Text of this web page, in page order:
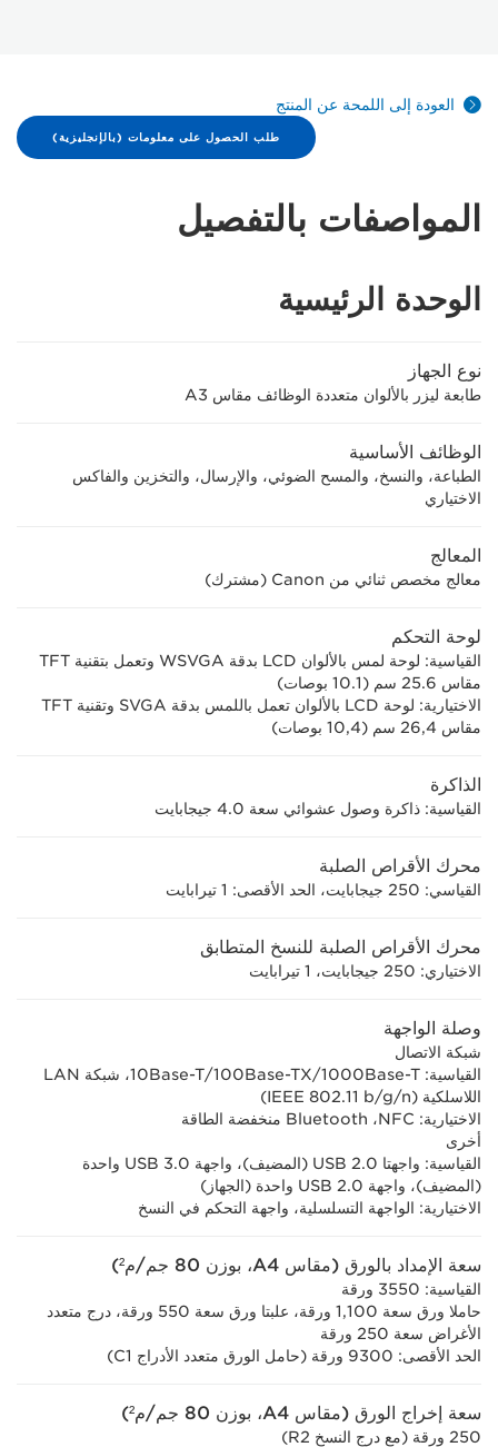
العودة إلى اللمحة عن المنتج
طلب الحصول على معلومات (بالإنجليزية)
المواصفات بالتفصيل
الوحدة الرئيسية
نوع الجهاز
طابعة ليزر بالألوان متعددة الوظائف مقاس A3
الوظائف الأساسية
الطباعة، والنسخ، والمسح الضوئي، والإرسال، والتخزين والفاكس
الاختياري
المعالج
معالج مخصص ثنائي من Canon (مشترك)
لوحة التحكم
القياسية: لوحة لمس بالألوان LCD بدقة WSVGA وتعمل بتقنية TFT
مقاس 25.6 سم (10.1 بوصات)
الاختيارية: لوحة LCD بالألوان تعمل باللمس بدقة SVGA وتقنية TFT
مقاس 26,4 سم (10,4 بوصات)
الذاكرة
القياسية: ذاكرة وصول عشوائي سعة 4.0 جيجابايت
محرك الأقراص الصلبة
القياسي: 250 جيجابايت، الحد الأقصى: 1 تيرابايت
محرك الأقراص الصلبة للنسخ المتطابق
الاختياري: 250 جيجابايت، 1 تيرابايت
وصلة الواجهة
شبكة الاتصال
القياسية: 1000Base-T‏/100Base-TX‏/10Base-T، شبكة LAN
اللاسلكية (IEEE 802.11 b/g/n)
الاختيارية: NFC‏، Bluetooth منخفضة الطاقة
أخرى
القياسية: واجهتا USB 2.0 (المضيف)، واجهة USB 3.0 واحدة
(المضيف)، واجهة USB 2.0 واحدة (الجهاز)
الاختيارية: الواجهة التسلسلية، واجهة التحكم في النسخ
سعة الإمداد بالورق (مقاس A4، بوزن 80 جم/م²)
القياسية: 3550 ورقة
حاملا ورق سعة 1,100 ورقة، علبتا ورق سعة 550 ورقة، درج متعدد
الأغراض سعة 250 ورقة
الحد الأقصى: 9300 ورقة (حامل الورق متعدد الأدراج C1)
سعة إخراج الورق (مقاس A4، بوزن 80 جم/م²)
250 ورقة (مع درج النسخ R2)